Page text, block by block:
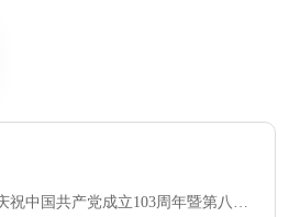
祝中国共产党成立103周年暨第八届